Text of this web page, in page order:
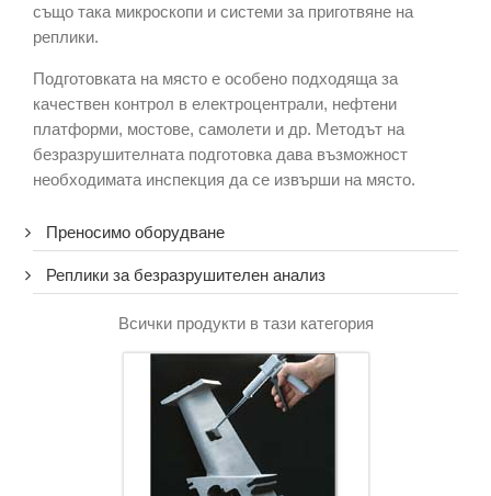
също така микроскопи и системи за приготвяне на
реплики.
Подготовката на място е особено подходяща за
качествен контрол в електроцентрали, нефтени
платформи, мостове, самолети и др. Методът на
безразрушителната подготовка дава възможност
необходимата инспекция да се извърши на място.
Преносимо оборудване
Реплики за безразрушителен анализ
Всички продукти в тази категория